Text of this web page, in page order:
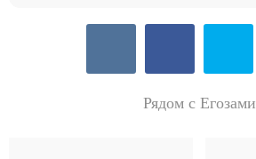
Рядом с Егозами